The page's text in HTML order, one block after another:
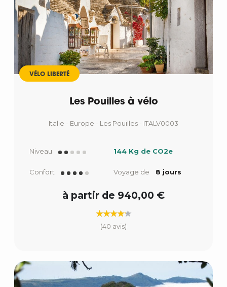
Départ
VÉLO LIBERTÉ
Les Pouilles à vélo
Italie - Europe - Les Pouilles - ITALV0003
Niveau 144 Kg de CO2e
Confort Voyage de 8 jours
à partir de 940,00 €
(40 avis)